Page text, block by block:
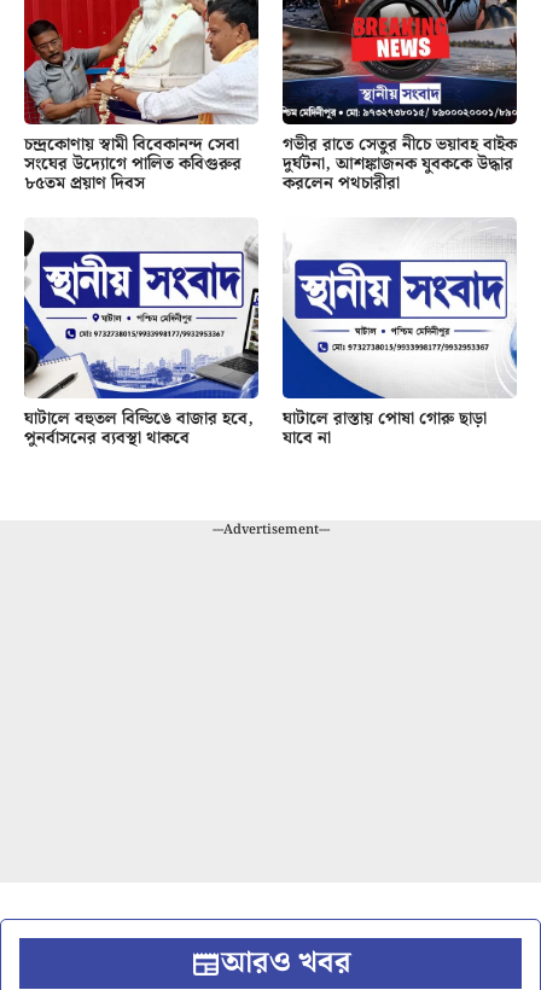
চন্দ্রকোণায় স্বামী বিবেকানন্দ সেবা
সংঘের উদ্যোগে পালিত কবিগুরুর
৮৫তম প্রয়াণ দিবস
গভীর রাতে সেতুর নীচে ভয়াবহ বাইক
দুর্ঘটনা, আশঙ্কাজনক যুবককে উদ্ধার
করলেন পথচারীরা
ঘাটালে বহুতল বিল্ডিঙে বাজার হবে,
পুনর্বাসনের ব্যবস্থা থাকবে
ঘাটালে রাস্তায় পোষা গোরু ছাড়া
যাবে না
---Advertisement---
আরও খবর